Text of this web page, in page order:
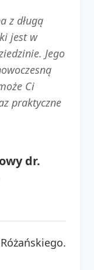
z długą
jest w
Jego
Ci
praktyczne
dr.